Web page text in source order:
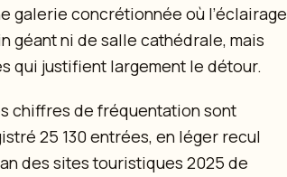
galerie concrétionnée où l’éclairage
géant ni de salle cathédrale, mais
qui justifient largement le détour.
chiffres de fréquentation sont
25 130 entrées, en léger recul
des sites touristiques 2025 de